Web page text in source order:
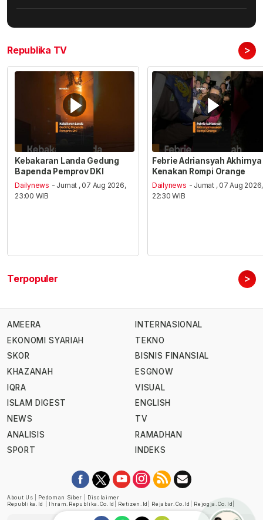
Republika TV >
Kebakaran Landa Gedung
Bapenda Pemprov DKI
Dailynews - Jumat , 07 Aug 2026,
23:00 WIB
Febrie Adriansyah Akhirnya
Kenakan Rompi Orange
Dailynews - Jumat , 07 Aug 2026,
22:30 WIB
Terpopuler >
AMEERA
EKONOMI SYARIAH
SKOR
KHAZANAH
IQRA
ISLAM DIGEST
NEWS
ANALISIS
SPORT
INTERNASIONAL
TEKNO
BISNIS FINANSIAL
ESGNOW
VISUAL
ENGLISH
TV
RAMADHAN
INDEKS
About Us Pedoman Siber
Disclaimer
Republika.id
Ihram.republika.co.id Retizen.id Rejabar.co.id Rejogja.co.id